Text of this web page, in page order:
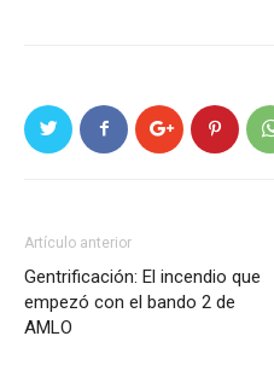
Artículo anterior
Gentrificación: El incendio que
empezó con el bando 2 de
AMLO